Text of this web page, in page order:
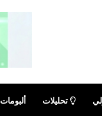
تحليلات ألبومات